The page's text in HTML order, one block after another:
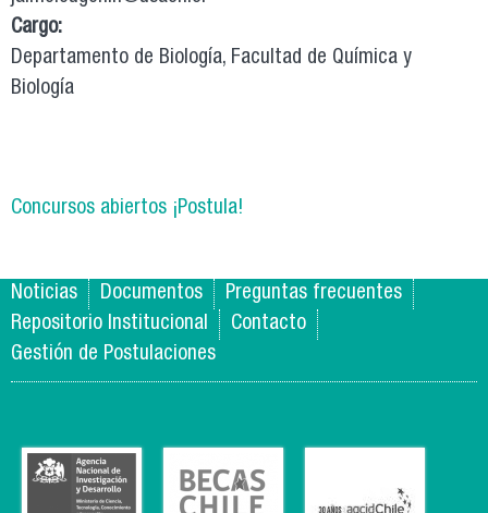
Cargo:
Departamento de Biología, Facultad de Química y
Biología
Concursos abiertos ¡Postula!
Noticias Documentos
Preguntas frecuentes
Repositorio Institucional
Contacto
Gestión de Postulaciones